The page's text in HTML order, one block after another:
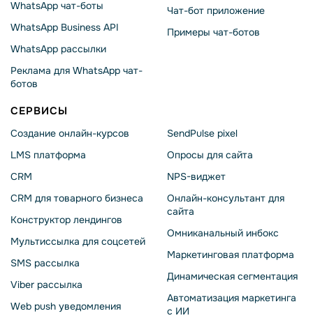
WhatsApp чат-боты
WhatsApp Business API
WhatsApp рассылки
Реклама для WhatsApp чат-
ботов
Чат-бот приложение
Примеры чат-ботов
СЕРВИСЫ
Создание онлайн-курсов
LMS платформа
CRM
CRM для товарного бизнеса
Конструктор лендингов
Мультиссылка для соцсетей
SMS рассылка
Viber рассылка
Web push уведомления
SendPulse pixel
Опросы для сайта
NPS-виджет
Онлайн-консультант для
сайта
Омниканальный инбокс
Маркетинговая платформа
Динамическая сегментация
Автоматизация маркетинга
с ИИ